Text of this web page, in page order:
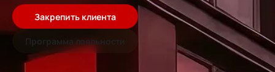
Закрепить клиента
Программа лояльности